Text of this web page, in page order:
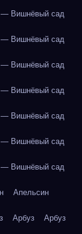
— Вишнёвый сад
— Вишнёвый сад
— Вишнёвый сад
— Вишнёвый сад
— Вишнёвый сад
— Вишнёвый сад
— Вишнёвый сад
Апельсин
Арбуз Арбуз